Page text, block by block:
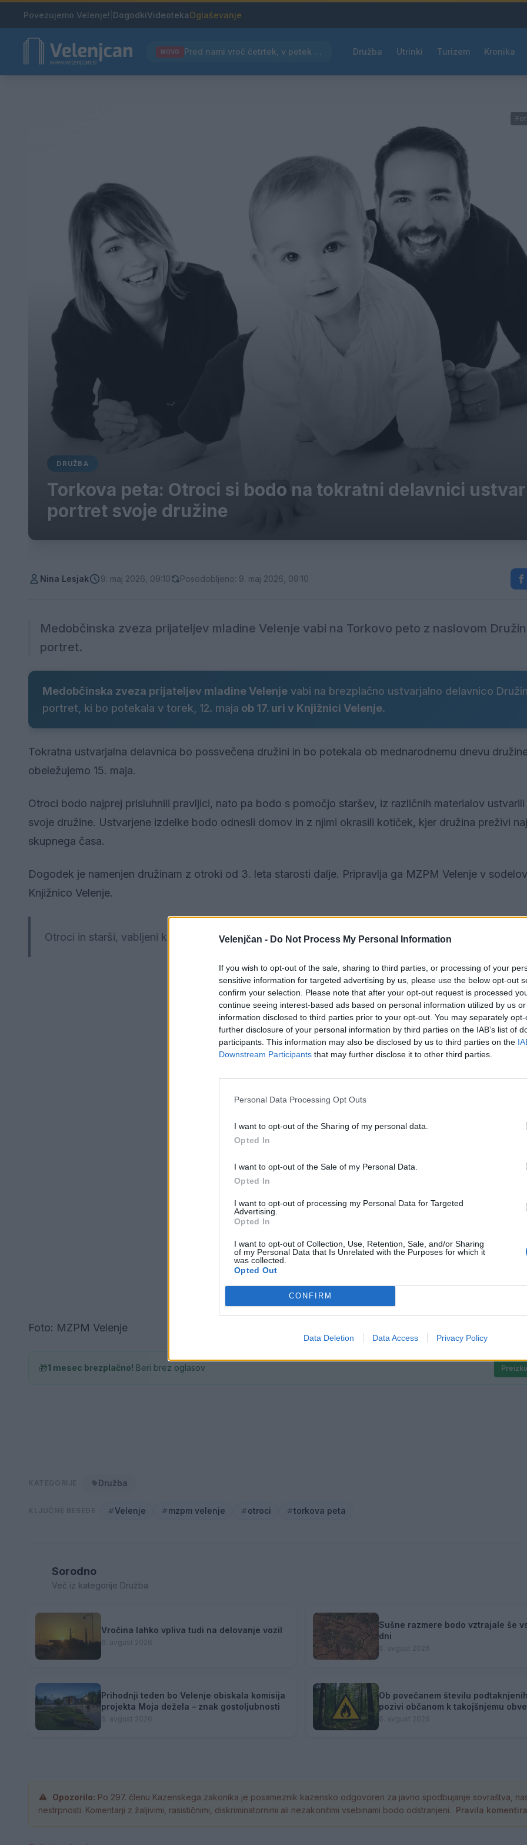
Velenjčan - Do Not Process My Personal Information
If you wish to opt-out of the sale, sharing to third parties, or processing of your
sensitive information for targeted advertising by us, please use the below opt-out
confirm your selection. Please note that after your opt-out request is processed
continue seeing interest-based ads based on personal information utilized by us
information disclosed to third parties prior to your opt-out. You may separately
further disclosure of your personal information by third parties on the IAB’s list of
participants. This information may also be disclosed by us to third parties on the
Downstream Participants that may further disclose it to other third parties.
Personal Data Processing Opt Outs
I want to opt-out of the Sharing of my personal data.
Opted In
I want to opt-out of the Sale of my Personal Data.
Opted In
I want to opt-out of processing my Personal Data for Targeted
Advertising.
Opted In
I want to opt-out of Collection, Use, Retention, Sale, and/or Sharing
of my Personal Data that Is Unrelated with the Purposes for which it
was collected.
Opted Out
CONFIRM
Data Deletion Data Access Privacy Policy
Povezujemo Velenje! DogodkiVideotekaOglaševanje
NOVO Pred nami vroč četrtek, v petek osvežitev Družba Utrinki Turizem Kronika
DRUŽBA
Torkova peta: Otroci si bodo na tokratni delavnici
portret svoje družine
Nina Lesjak 9. maj 2026, 09:10 Posodobljeno: 9. maj 2026, 09:10
Medobčinska zveza prijateljev mladine Velenje vabi na Torkovo peto z naslovom
portret.
Medobčinska zveza prijateljev mladine Velenje vabi na brezplačno ustvarjalno delavnico
portret, ki bo potekala v torek, 12. maja ob 17. uri v Knjižnici Velenje.
Tokratna ustvarjalna delavnica bo possvečena družini in bo potekala ob mednarodnemu dnevu
obeležujemo 15. maja.
Otroci bodo najprej prisluhnili pravljici, nato pa bodo s pomočjo staršev, iz različnih materialov
svoje družine. Ustvarjene izdelke bodo odnesli domov in z njimi okrasili kotiček, kjer družina preživi
skupnega časa.
Dogodek je namenjen družinam z otroki od 3. leta starosti dalje. Pripravlja ga MZPM Velenje v
Knjižnico Velenje.
Otroci in starši, vabljeni k ustvarjanju in skupnemu preživljanju prostega časa.
Foto: MZPM Velenje
🎁1 mesec brezplačno! Beri brez oglasov
Družba
Velenje mzpm velenje otroci torkova peta
Sorodno
Več iz kategorije Družba
Vročina lahko vpliva tudi na delovanje vozil
6. avgust 2026
Sušne razmere bodo vztrajale še
dni
6. avgust 2026
Prihodnji teden bo Velenje obiskala komisija
projekta Moja dežela – znak gostoljubnosti
6. avgust 2026
Ob povečanem številu
pozivi občanom k takojšnjemu
policije
6. avgust 2026
Opozorilo: Po 297. členu Kazenskega zakonika je posameznik kazensko odgovoren za javno spodbujanje sovraštva,
nestrpnosti. Komentarji z žaljivimi, rasističnimi, diskriminatornimi ali nezakonitimi vsebinami bodo odstranjeni. Pravila